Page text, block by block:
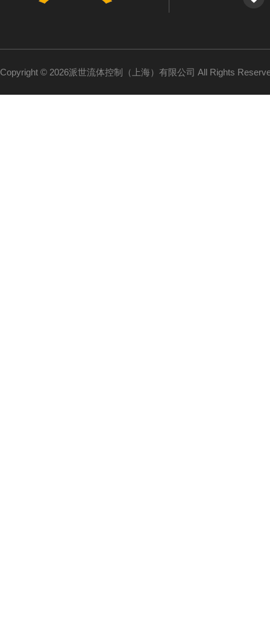
Copyright © 2026派世流体控制（上海）有限公司 All Rights